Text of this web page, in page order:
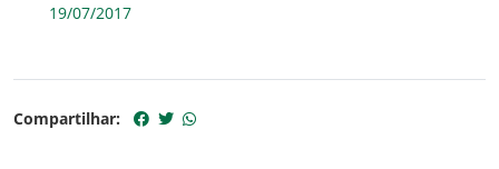
19/07/2017
Compartilhar: